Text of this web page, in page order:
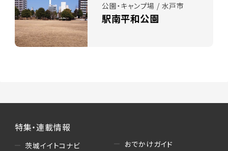
公園・キャンプ場 / 水戸市
駅南平和公園
特集・連載情報
茨城イイトコナビ
おでかけガイド